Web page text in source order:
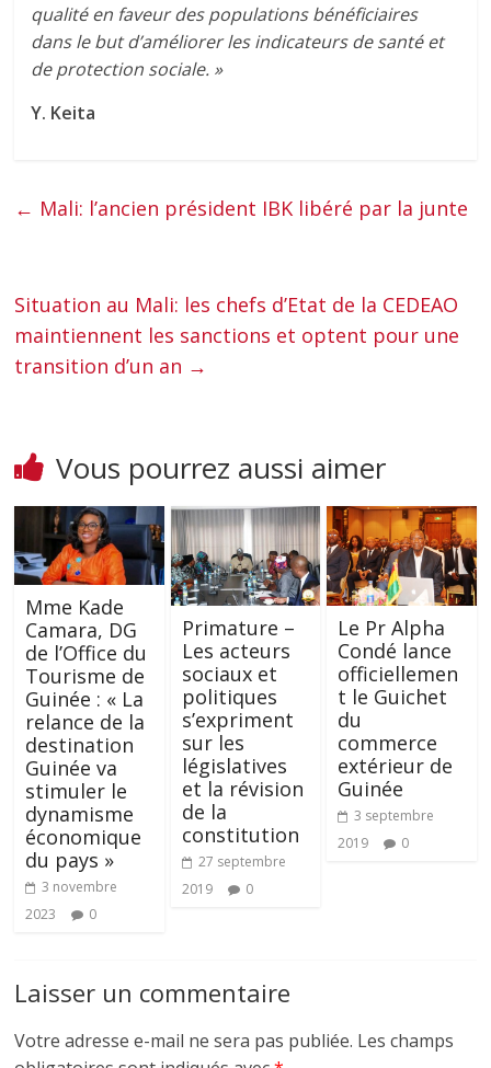
qualité en faveur des populations bénéficiaires
dans le but d’améliorer les indicateurs de santé et
de protection sociale. »
Y. Keita
← Mali: l’ancien président IBK libéré par la junte
Situation au Mali: les chefs d’Etat de la CEDEAO
maintiennent les sanctions et optent pour une
transition d’un an →
Vous pourrez aussi aimer
Mme Kade
Camara, DG
de l’Office du
Tourisme de
Guinée : « La
relance de la
destination
Guinée va
stimuler le
dynamisme
économique
du pays »
3 novembre
2023
0
Primature –
Les acteurs
sociaux et
politiques
s’expriment
sur les
législatives
et la révision
de la
constitution
27 septembre
2019
0
Le Pr Alpha
Condé lance
officiellemen
t le Guichet
du
commerce
extérieur de
Guinée
3 septembre
2019
0
Laisser un commentaire
Votre adresse e-mail ne sera pas publiée. Les champs